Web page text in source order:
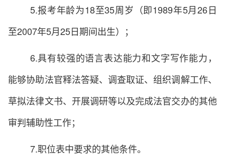
5.报考年龄为18至35周岁（即1989年5月26日
至2007年5月25日期间出生）；
6.具有较强的语言表达能力和文字写作能力，
能够协助法官释法答疑、调查取证、组织调解工作、
草拟法律文书、开展调研等以及完成法官交办的其他
审判辅助性工作；
7.职位表中要求的其他条件。